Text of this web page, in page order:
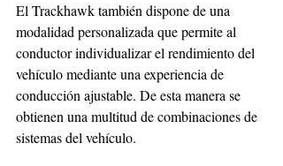
El Trackhawk también dispone de una
modalidad personalizada que permite al
conductor individualizar el rendimiento del
vehículo mediante una experiencia de
conducción ajustable. De esta manera se
obtienen una multitud de combinaciones de
sistemas del vehículo.